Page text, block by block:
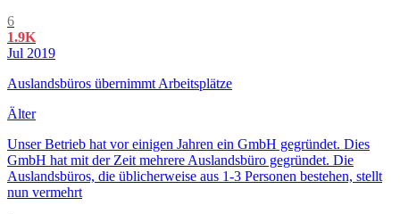
6
1.9K
Jul 2019
Auslandsbüros übernimmt Arbeitsplätze
Älter
Unser Betrieb hat vor einigen Jahren ein GmbH gegründet. Dies
GmbH hat mit der Zeit mehrere Auslandsbüro gegründet. Die
Auslandsbüros, die üblicherweise aus 1-3 Personen bestehen, stellt
nun vermehrt